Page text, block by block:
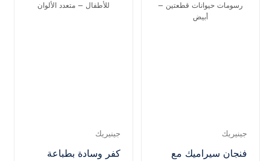
جينيريك
فنجان سيراميك مع
جينيريك
كفر وسادة بطباعة